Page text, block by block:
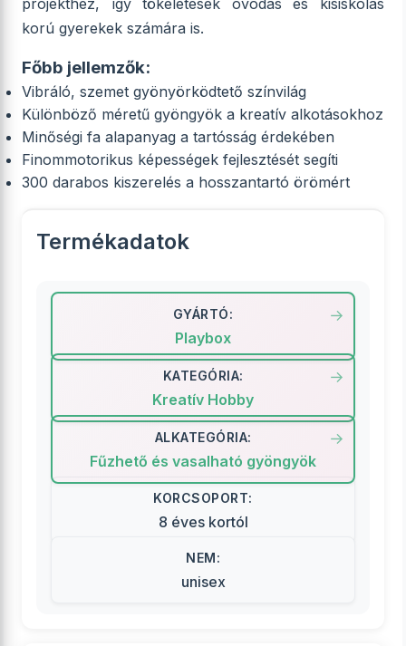
projekthez, így tökéletesek óvodás és kisiskolás
korú gyerekek számára is.
Főbb jellemzők:
Vibráló, szemet gyönyörködtető színvilág
Különböző méretű gyöngyök a kreatív alkotásokhoz
Minőségi fa alapanyag a tartósság érdekében
Finommotorikus képességek fejlesztését segíti
300 darabos kiszerelés a hosszantartó örömért
Termékadatok
GYÁRTÓ:
Playbox
KATEGÓRIA:
Kreatív Hobby
ALKATEGÓRIA:
Fűzhető és vasalható gyöngyök
KORCSOPORT:
8 éves kortól
NEM:
unisex